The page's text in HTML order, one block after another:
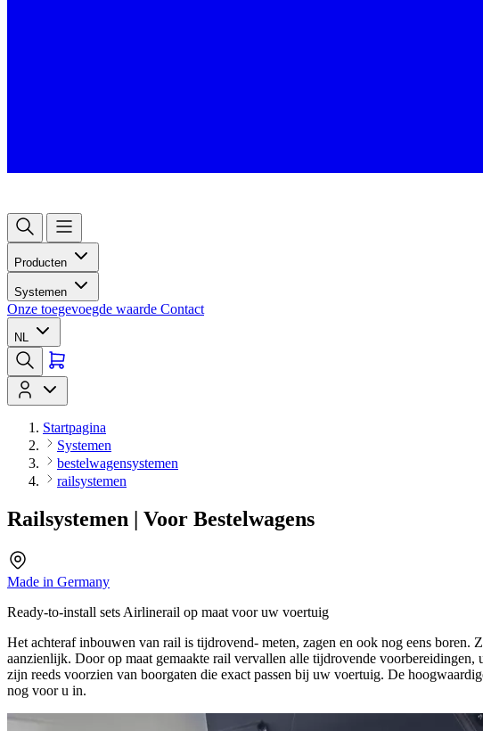
Producten
Systemen
Onze toegevoegde waarde Contact
NL
Startpagina
Systemen
bestelwagensystemen
railsystemen
Railsystemen | Voor Bestelwagens
Made in Germany
Ready-to-install sets Airlinerail op maat voor uw voertuig
Het achteraf inbouwen van rail is tijdrovend- meten, zagen en ook nog eens
aanzienlijk. Door op maat gemaakte rail vervallen alle tijdrovende
zijn reeds voorzien van boorgaten die exact passen bij uw voertuig. De
nog voor u in.